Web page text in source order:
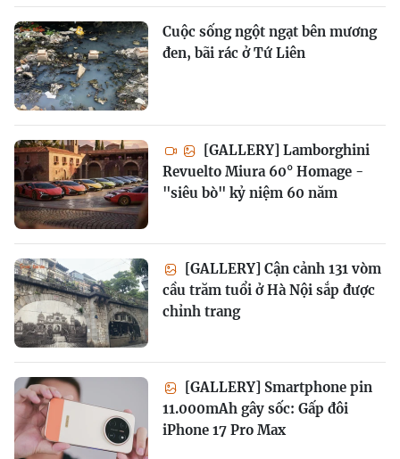
Cuộc sống ngột ngạt bên mương
đen, bãi rác ở Tứ Liên
[GALLERY] Lamborghini
Revuelto Miura 60° Homage -
"siêu bò" kỷ niệm 60 năm
[GALLERY] Cận cảnh 131 vòm
cầu trăm tuổi ở Hà Nội sắp được
chỉnh trang
[GALLERY] Smartphone pin
11.000mAh gây sốc: Gấp đôi
iPhone 17 Pro Max